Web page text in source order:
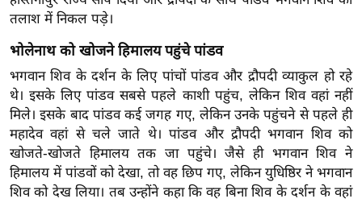
त
ऑ
टो
व
र्ल्ड
न्यू
ज
ब्री
फ
तलाश में निकल पड़े।
भोलेनाथ को खोजने हिमालय पहुंचे पांडव
भगवान शिव के दर्शन के लिए पांचों पांडव और द्रौपदी व्याकुल हो रहे
थे। इसके लिए पांडव सबसे पहले काशी पहुंच, लेकिन शिव वहां नहीं
मिले। इसके बाद पांडव कई जगह गए, लेकिन उनके पहुंचने से पहले ही
महादेव वहां से चले जाते थे। पांडव और द्रौपदी भगवान शिव को
खोजते-खोजते हिमालय तक जा पहुंचे। जैसे ही भगवान शिव ने
हिमालय में पांडवों को देखा, तो वह छिप गए, लेकिन युधिष्ठिर ने भगवान
शिव को देख लिया। तब उन्होंने कहा कि वह बिना शिव के दर्शन के वहां